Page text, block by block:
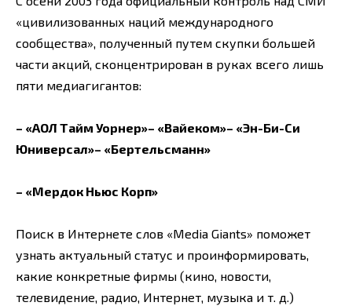
«цивилизованных наций международного
сообщества», полученный путем скупки большей
части акций, сконцентрирован в руках всего лишь
пяти медиагигантов:
– «АОЛ Тайм Уорнер»– «Вайеком»– «Эн-Би-Си
Юниверсал»– «Бертельсманн»
– «Мердок Ньюс Корп»
Поиск в Интернете слов «Media Giants» поможет
узнать актуальный статус и проинформировать,
какие конкретные фирмы (кино, новости,
телевидение, радио, Интернет, музыка и т. д.)